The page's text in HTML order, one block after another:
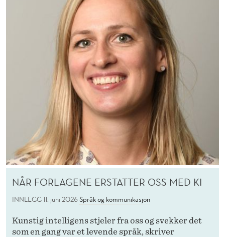
NÅR FORLAGENE ERSTATTER OSS MED KI
INNLEGG11. juni 2026Språk og kommunikasjon
Kunstig intelligens stjeler fra oss og svekker det
som en gang var et levende språk, skriver